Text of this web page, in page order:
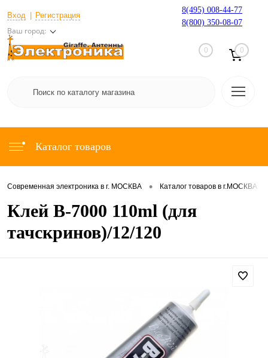
Вход Регистрация
Ваш город:
8(495) 008-44-77
8(800) 350-08-07
0 0
Каталог товаров
Современная электроника в г. МОСКВА • Каталог товаров в г.МОСКВА
Клей B-7000 110ml (для
тачскринов)/12/120